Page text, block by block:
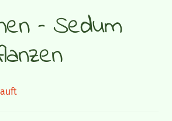
Bodendecker
Stauden
– Sedum